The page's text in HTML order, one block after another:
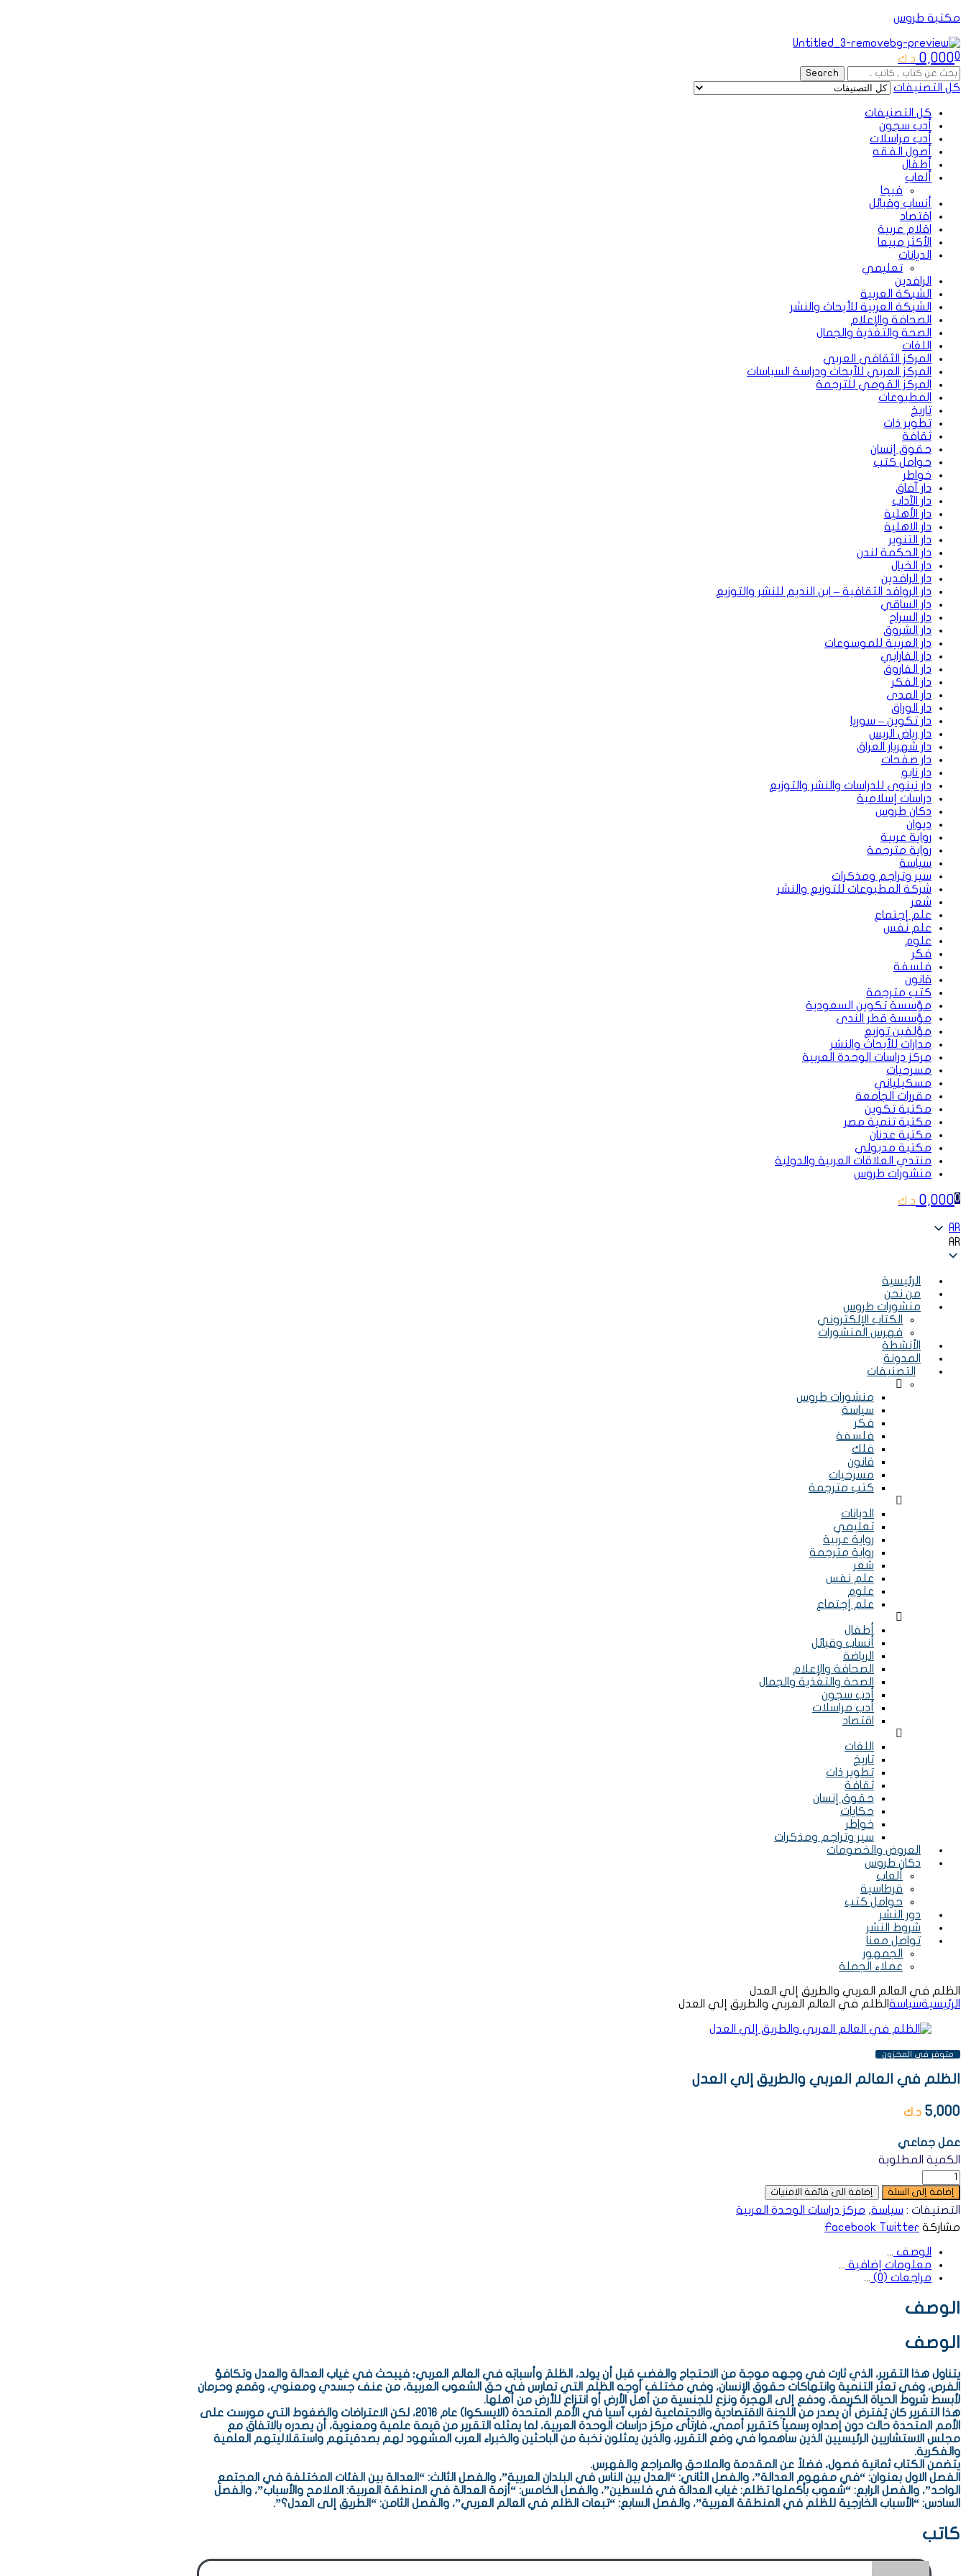
مكتبة طروس
Menu
0
0,000 د.ك
Search
for:
Search
كل التصنيفات
كل التصنيفات
أدب سجون
أدب مراسلات
أصول الفقه
أطفال
ألعاب
فيجا
أنساب وقبائل
اقتصاد
اقلام عربية
الأكثر مبيعا
الديانات
تعليمي
الرافدين
الشبكة العربية
الشبكة العربية للأبحاث والنشر
الصحافة والإعلام
الصحة والتغذية والجمال
اللغات
المركز الثقافي العربي
المركز العربي للأبحاث ودراسة السياسات
المركز القومي للترجمة
المطبوعات
تاريخ
تطوير ذات
ثقافة
حقوق إنسان
حوامل كتب
خواطر
دار آفاق
دار الآداب
دار الأهلية
دار الاهلية
دار التنوير
دار الحكمة لندن
دار الخيال
دار الرافدين
دار الروافد الثقافية – ابن النديم للنشر والتوزيع
دار الساقي
دار السراج
دار الشروق
دار العربية للموسوعات
دار الفارابي
دار الفاروق
دار الفكر
دار المدى
دار الوراق
دار تكوين – سوريا
دار رياض الريس
دار شهريار العراق
دار صفحات
دار نابو
دار نينوى للدراسات والنشر والتوزيع
دراسات إسلامية
دكان طروس
ديوان
رواية عربية
رواية مترجمة
سياسة
سير وتراجم ومذكرات
شركة المطبوعات للتوزيع والنشر
شعر
علم إجتماع
علم نفس
علوم
فكر
فلسفة
قانون
كتب مترجمة
مؤسسة تكوين السعودية
مؤسسة قطر الندى
مؤلفين توزيع
مدارات للأبحاث والنشر
مركز دراسات الوحدة العربية
مسرحيات
مسكيلياني
مقررات الجامعة
مكتبة تكوين
مكتبة تنمية مصر
مكتبة عدنان
مكتبة مدبولي
منتدي العلاقات العربية والدولية
منشورات طروس
0
0,000 د.ك
AR
AR
الرئيسية
من نحن
منشورات طروس
الكتاب الإلكتروني
فهرس المنشورات
الأنشطة
المدونة
التصنيفات
Menu
منشورات طروس
سياسة
فكر
فلسفة
فلك
قانون
مسرحيات
كتب مترجمة
Menu
الديانات
تعليمي
رواية عربية
رواية مترجمة
شعر
علم نفس
علوم
علم إجتماع
Menu
أطفال
أنساب وقبائل
الرياضة
الصحافة والإعلام
الصحة والتغذية والجمال
أدب سجون
أدب مراسلات
اقتصاد
Menu
اللغات
تاريخ
تطوير ذات
ثقافة
حقوق إنسان
حكايات
خواطر
سير وتراجم ومذكرات
العروض والخصومات
دكان طروس
ألعاب
قرطاسية
حوامل كتب
دور النشر
شروط النشر
تواصل معنا
الجمهور
عملاء الجملة
الظلم في العالم العربي والطريق إلي العدل
الرئيسيةسياسة الظلم في العالم العربي والطريق إلي العدل
AVAILABILITY:
متوفر فى المخزون
الظلم في العالم العربي والطريق إلي العدل
5,000 د.ك
عمل جماعي
الكمية المطلوبة
إضافة إلى السلة إضافة الى قائمة الامنيات
التصنيفات : سياسة, مركز دراسات الوحدة العربية
مشاركة
Facebook Twitter
الوصف
معلومات إضافية
مراجعات (0)
الوصف
الوصف
يتناول هذا التقرير، الذي ثارت في وجهه موجة من الاحتجاج والغضب قبل أن يولد، الظلمَ وأسبابَه في العالم العربي؛ فيبحث في غياب العدالة والعدل وتكافؤ
الفرص، وفي تعثر التنمية وانتهاكات حقوق الإنسان، وفي مختلف أوجه الظلم التي تمارس في حق الشعوب العربية، من عنف جسدي ومعنوي، وقمع وحرمان
لأبسط شروط الحياة الكريمة، ودفع إلى الهجرة ونزع للجنسية من أهل الأرض أو انتزاع للأرض من أهلها.
هذا التقرير كان يُفترض أن يصدر من اللجنة الاقتصادية والاجتماعية لغرب آسيا في الأمم المتحدة (الايسكوا) عام 2016، لكن الاعتراضات والضغوط التي مورست على
الأمم المتحدة حالت دون إصداره رسمياً كتقرير أممي، فارتأى مركز دراسات الوحدة العربية، لما يمثله التقرير من قيمة علمية ومعنوية، أن يصدره بالاتفاق مع
مجلس الاستشاريين الرئيسيين الذين ساهموا في وضع التقرير، والذين يمثلون نخبة من الباحثين والخبراء العرب المشهود لهم بصدقيتهم واستقلاليتهم العلمية
والفكرية.
يتضمن الكتاب ثمانية فصول، فضلاً عن المقدمة والملاحق والمراجع والفهرس.
الفصل الاول بعنوان: “في مفهوم العدالة”، والفصل الثاني: “العدل بين الناس في البلدان العربية”، والفصل الثالث: “العدالة بين الفئات المختلفة في المجتمع
الواحد”، والفصل الرابع: “شعوب بأكملها تظلم: غياب العدالة في فلسطين”، والفصل الخامس: “أزمة العدالة في المنطقة العربية: الملامح والأسباب”، والفصل
السادس: “الأسباب الخارجية للظلم في المنطقة العربية”، والفصل السابع: “تبعات الظلم في العالم العربي”، والفصل الثامن: “الطريق إلى العدل؟”.
كاتب